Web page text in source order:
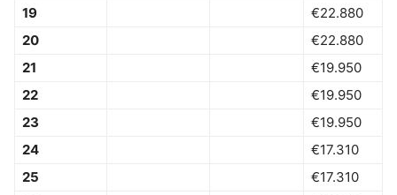
19
€22.880
20
€22.880
21
€19.950
22
€19.950
23
€19.950
24
€17.310
25
€17.310